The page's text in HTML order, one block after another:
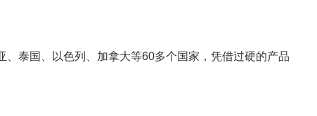
泰国、以色列、加拿大等60多个国家，凭借过硬的产品